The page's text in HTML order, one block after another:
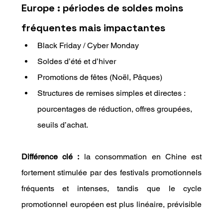
Europe : périodes de soldes moins
fréquentes mais impactantes
Black Friday / Cyber Monday
Soldes d’été et d’hiver
Promotions de fêtes (Noël, Pâques)
Structures de remises simples et directes :
pourcentages de réduction, offres groupées,
seuils d’achat.
Différence clé : la consommation en Chine est
fortement stimulée par des festivals promotionnels
fréquents et intenses, tandis que le cycle
promotionnel européen est plus linéaire, prévisible